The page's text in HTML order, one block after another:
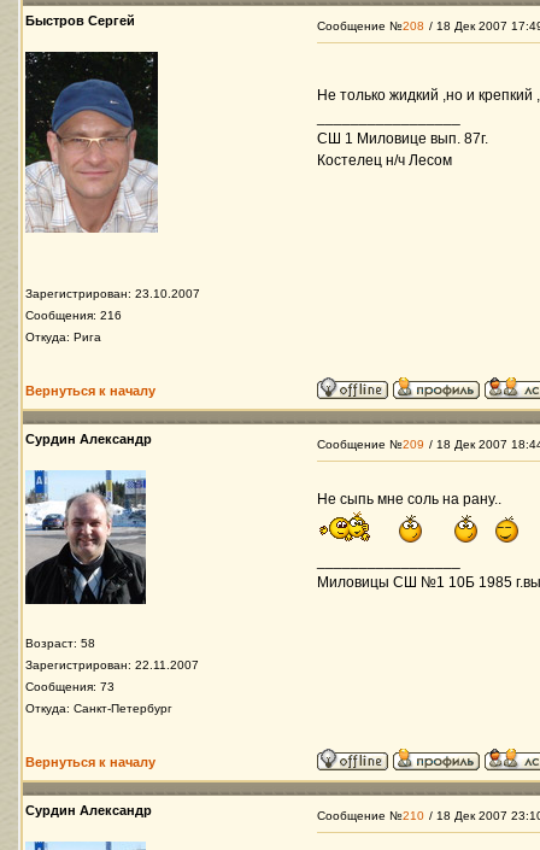
Быстров Сергей
Зарегистрирован: 23.10.2007
Сообщения: 216
Откуда: Рига
Сообщение №208 / 18 Дек 2007
Не только жидкий ,но и
СШ 1 Миловице вып. 87г.
Костелец н/ч Лесом
Вернуться к началу
Сурдин Александр
Возраст: 58
Зарегистрирован: 22.11.2007
Сообщения: 73
Откуда: Санкт-Петербург
Сообщение №209 / 18 Дек 2007
Не сыпь мне соль на рану..
Миловицы СШ №1 10Б 1985
Вернуться к началу
Сурдин Александр Сообщение №210 / 18 Дек 2007